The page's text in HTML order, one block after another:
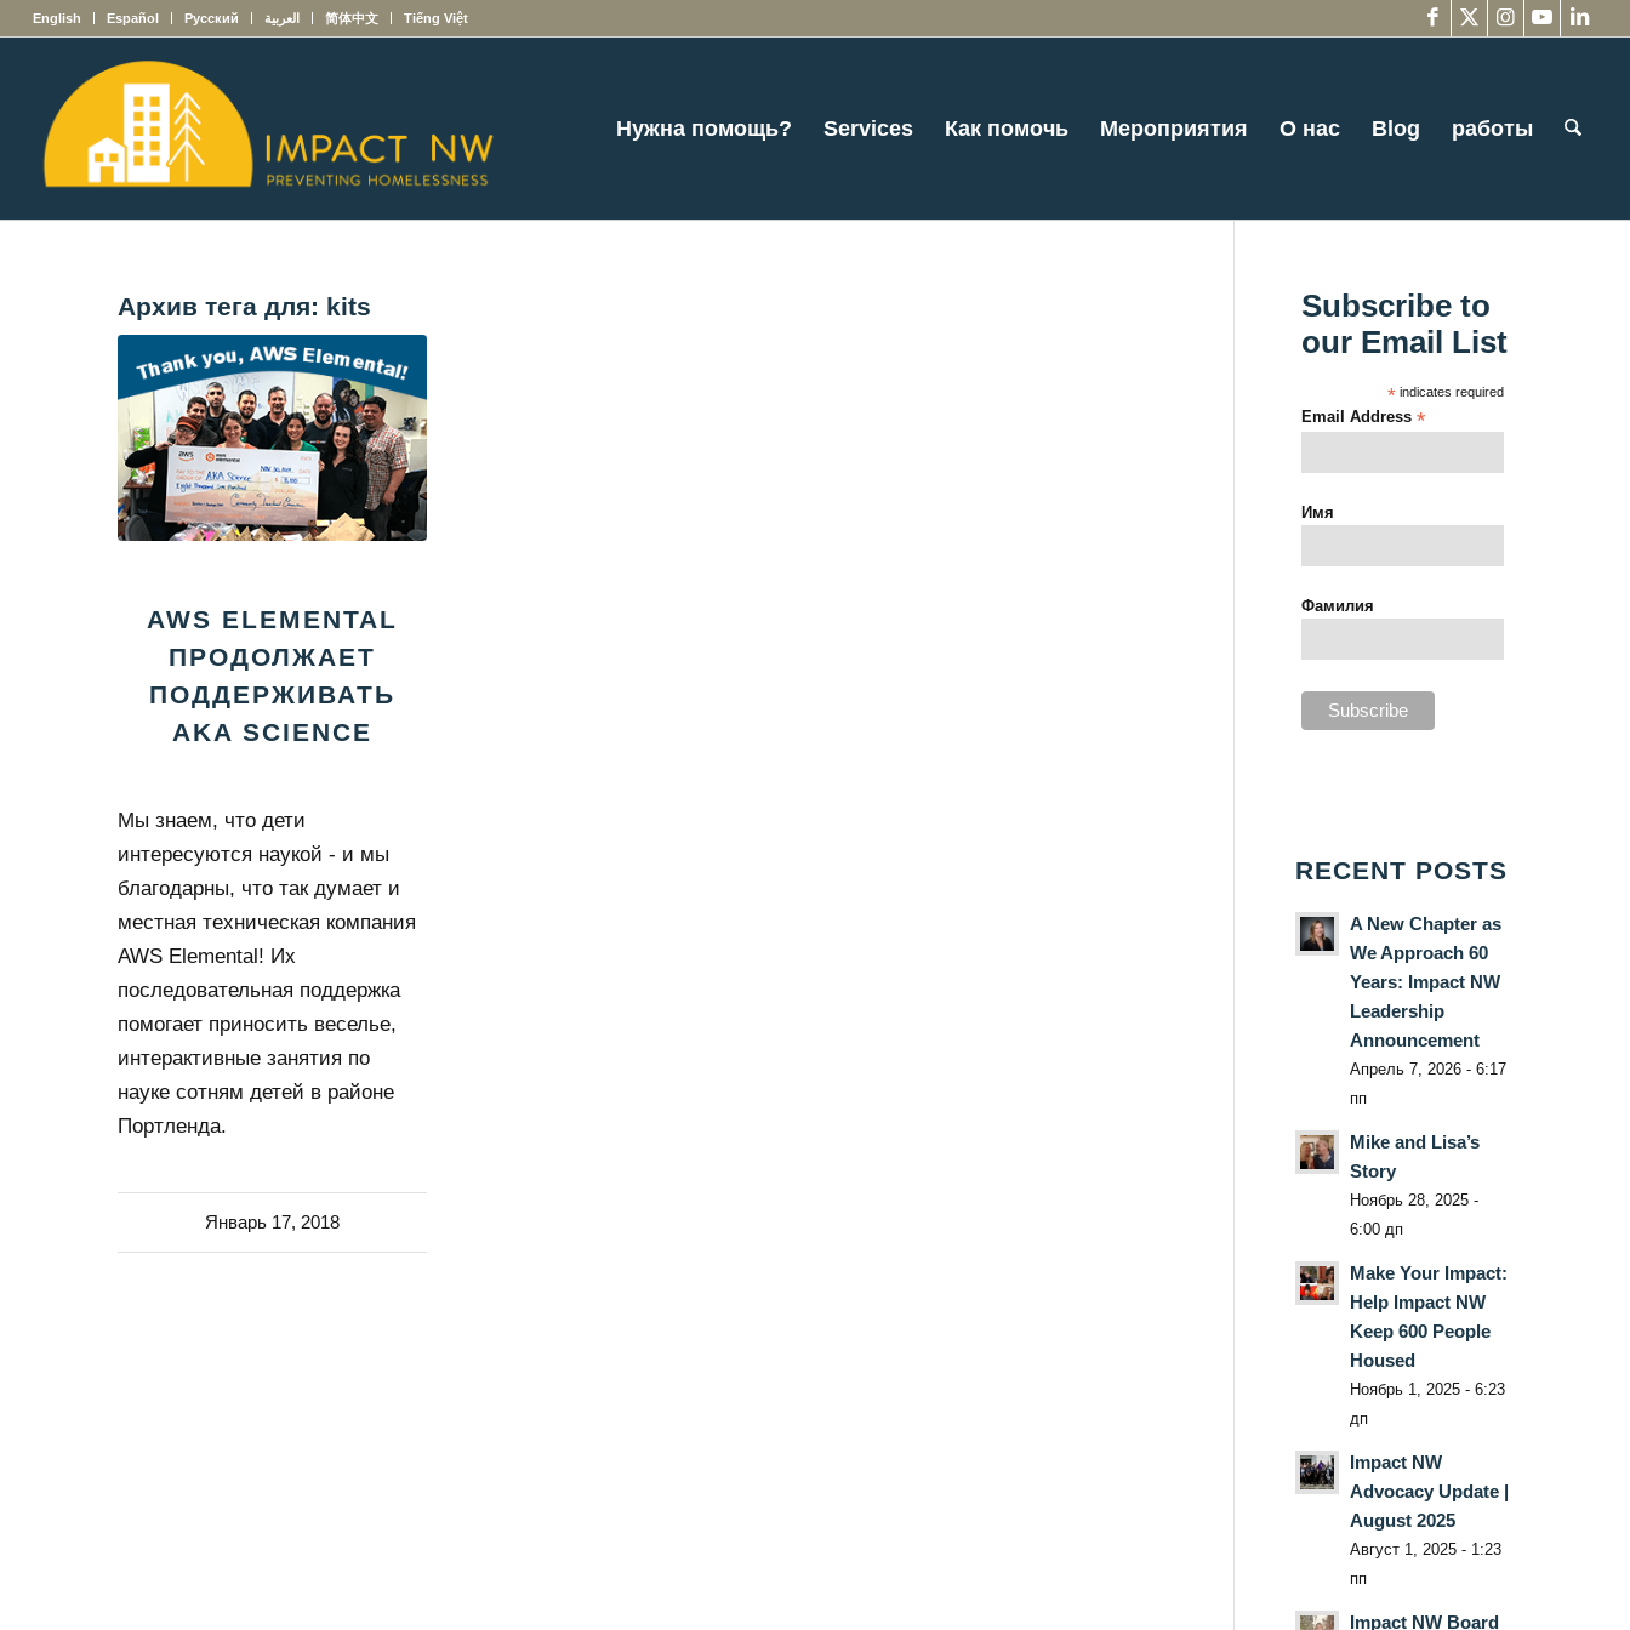
English Español Русский العربية 简体中文 Tiếng Việt
Нужна помощь? Services Как помочь Мероприятия О нас Blog работы
Архив тега для: kits
AWS ELEMENTAL
ПРОДОЛЖАЕТ
ПОДДЕРЖИВАТЬ
AKA SCIENCE
Мы знаем, что дети
интересуются наукой - и мы
благодарны, что так думает и
местная техническая компания
AWS Elemental! Их
последовательная поддержка
помогает приносить веселье,
интерактивные занятия по
науке сотням детей в районе
Портленда.
Январь 17, 2018
Subscribe to
our Email List
* indicates required
Email Address*
Имя
Фамилия
RECENT POSTS
A New Chapter as
We Approach 60
Years: Impact NW
Leadership
Announcement
Апрель 7, 2026 - 6:17
пп
Mike and Lisa’s
Story
Ноябрь 28, 2025 -
6:00 дп
Make Your Impact:
Help Impact NW
Keep 600 People
Housed
Ноябрь 1, 2025 - 6:23
дп
Impact NW
Advocacy Update |
August 2025
Август 1, 2025 - 1:23
пп
Impact NW Board